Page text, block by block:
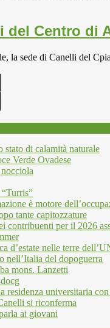
del Centro di
la sede di Canelli del
stato di calamità naturale
Verde Ovadese
è motore
tante capitozzature
contribuenti per il 2026
d’estate nelle terre
nell’Italia del dopoguerra
mons. Lanzetti
residenza universitaria
si riconferma
ai giovani